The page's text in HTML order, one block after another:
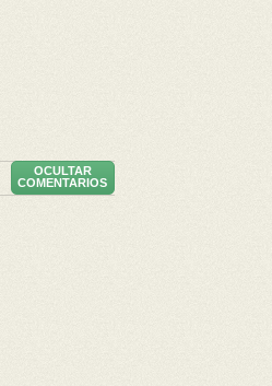
OCULTAR
COMENTARIOS